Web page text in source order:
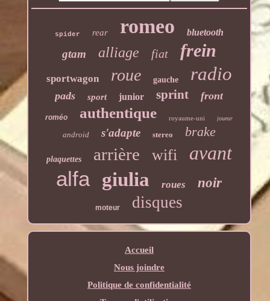
spider rear romeo bluetooth
gtam alliage fiat frein
sportwagon roue gauche radio
pads sport junior sprint front
roméo authentique royaume-uni joueur
android s'adapte stereo brake
plaquettes arrière wifi avant
alfa giulia roues noir
moteur disques
Accueil
Nous joindre
Politique de confidentialité